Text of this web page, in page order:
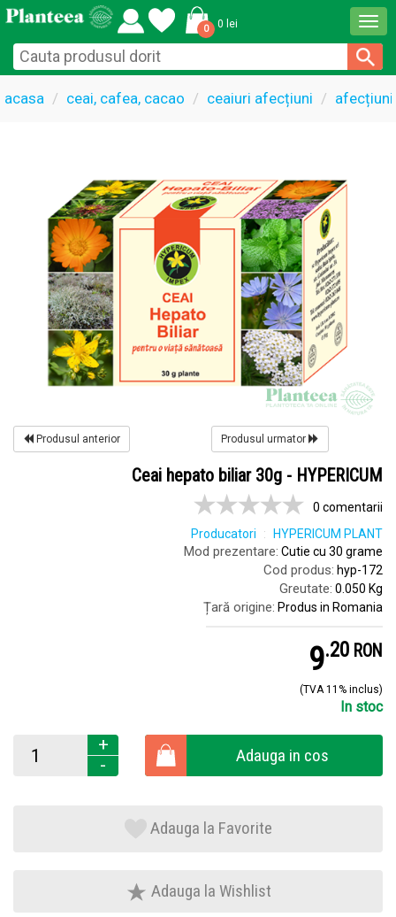
0 0 lei
acasa ceai, cafea, cacao ceaiuri afecțiuni
Produsul anterior Produsul urmator
Ceai hepato biliar 30g - HYPERICUM
0 comentarii
Producatori
HYPERICUM PLANT
Mod prezentare: Cutie cu 30 grame
Cod produs: hyp-172
Greutate: 0.050 Kg
Țară origine: Produs in Romania
9.2 RON
(TVA 11% inclus)
In stoc
+
-
Adauga in cos
Adauga la Favorite
Adauga la Wishlist